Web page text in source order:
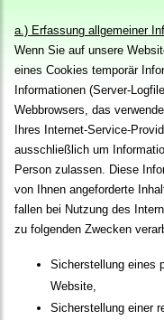
a.) Erfassung allgemeiner
Wenn Sie auf unsere
eines Cookies temporär
Informationen (Server-
Webbrowsers, das
Ihres Internet-Service-
ausschließlich um
Person zulassen. Diese
von Ihnen angeforderte
fallen bei Nutzung des
zu folgenden Zwecken
Sicherstellung eines
Website,
Sicherstellung einer